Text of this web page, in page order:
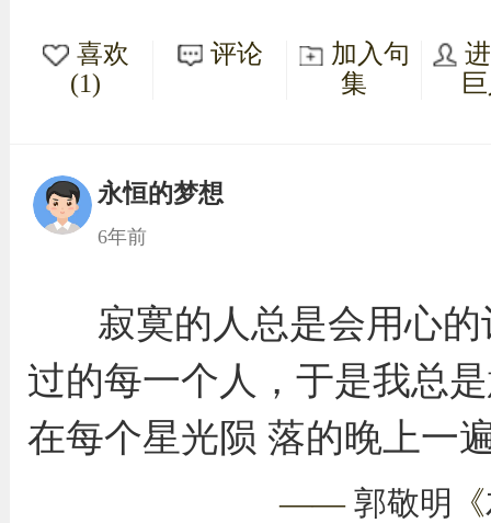
喜欢
(1)
评论
加入句
集
永恒的梦想
6年前
寂寞的人总是会用心
过的每一个人，于是我总
在每个星光陨 落的晚上一
—— 郭敬明 《